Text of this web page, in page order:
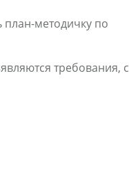
план-методичку по
требования, с